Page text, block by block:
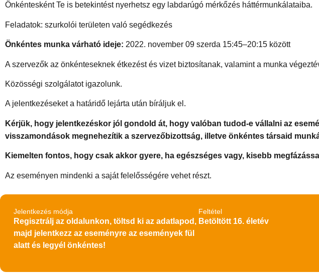
Önkéntesként Te is betekintést nyerhetsz egy labdarúgó mérkőzés háttérmunkálataiba.
Feladatok: szurkolói területen való segédkezés
Önkéntes munka várható ideje: 2022. november 09 szerda 15:45–20:15 között
A szervezők az önkénteseknek étkezést és vizet biztosítanak, valamint a munka
Közösségi szolgálatot igazolunk.
A jelentkezéseket a határidő lejárta után bíráljuk el.
Kérjük, hogy jelentkezéskor jól gondold át, hogy valóban tudod-e vállalni az
visszamondások megnehezítik a szervezőbizottság, illetve önkéntes társaid
Kiemelten fontos, hogy csak akkor gyere, ha egészséges vagy, kisebb
Az eseményen mindenki a saját felelősségére vehet részt.
Jelentkezés módja
Regisztrálj az oldalunkon, töltsd ki az adatlapod,
majd jelentkezz az eseményre az események fül
alatt és legyél önkéntes!
Feltétel
Betöltött 16. életév